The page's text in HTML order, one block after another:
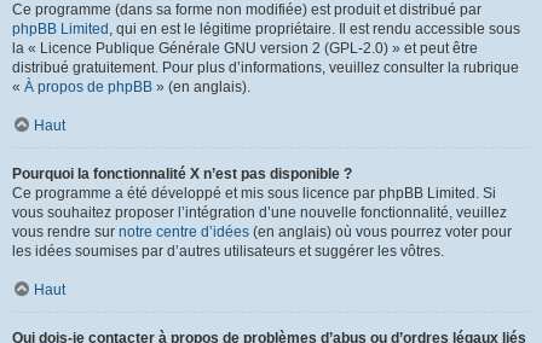
Ce programme (dans sa forme non modifiée) est produit et distribué par
phpBB Limited , qui en est le légitime propriétaire. Il est rendu accessible sous
la « Licence Publique Générale GNU version 2 (GPL-2.0) » et peut être
distribué gratuitement. Pour plus d’informations, veuillez consulter la rubrique
« À propos de phpBB » (en anglais).
Haut
Pourquoi la fonctionnalité X n’est pas disponible ?
Ce programme a été développé et mis sous licence par phpBB Limited. Si
vous souhaitez proposer l’intégration d’une nouvelle fonctionnalité, veuillez
vous rendre sur notre centre d’idées (en anglais) où vous pourrez voter pour
les idées soumises par d’autres utilisateurs et suggérer les vôtres.
Haut
Qui dois-je contacter à propos de problèmes d’abus ou d’ordres légaux liés